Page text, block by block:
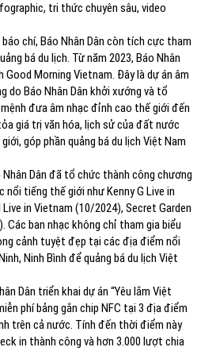
tri thức chuyên sâu, video
chí, Báo Nhân Dân còn tích cực tham
bá du lịch. Từ năm 2023, Báo Nhân
Morning Vietnam. Đây là dự án âm
do Báo Nhân Dân khởi xướng và tổ
đưa âm nhạc đỉnh cao thế giới đến
giá trị văn hóa, lịch sử của đất nước
góp phần quảng bá du lịch Việt Nam
Nhân Dân đã tổ chức thành công chương
nổi tiếng thế giới như Kenny G Live in
in Vietnam (10/2024), Secret Garden
Các ban nhạc không chỉ tham gia biểu
cảnh tuyệt đẹp tại các địa điểm nổi
Ninh Bình để quảng bá du lịch Việt
Dân triển khai dự án “Yêu lắm Việt
phí bảng gắn chip NFC tại 3 địa điểm
trên cả nước. Tính đến thời điểm này
in thành công và hơn 3.000 lượt chia